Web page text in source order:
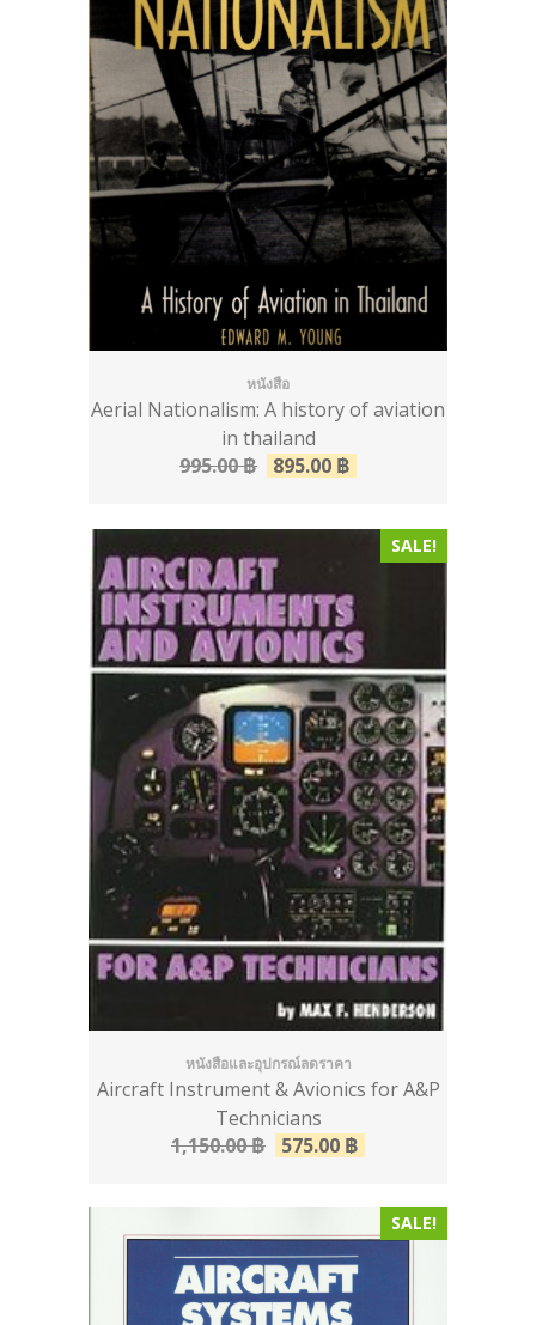
หนังสือ
Aerial Nationalism: A history of aviation
in thailand
995.00฿ 895.00 ฿
SALE!
หนังสือและอุปกรณ์ลดราคา
Aircraft Instrument & Avionics for A&P
Technicians
1,150.00฿ 575.00 ฿
SALE!